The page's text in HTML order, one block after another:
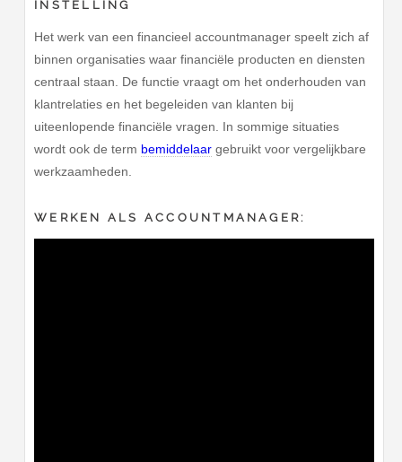
INSTELLING
Het werk van een financieel accountmanager speelt zich af
binnen organisaties waar financiële producten en diensten
centraal staan. De functie vraagt om het onderhouden van
klantrelaties en het begeleiden van klanten bij
uiteenlopende financiële vragen. In sommige situaties
wordt ook de term bemiddelaar gebruikt voor vergelijkbare
werkzaamheden.
WERKEN ALS ACCOUNTMANAGER: